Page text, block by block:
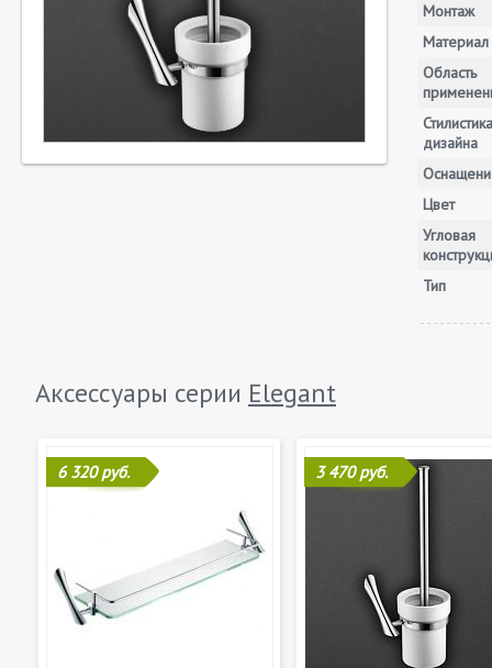
Монтаж
Материал
Область
Стилистика
дизайна
Цвет
Угловая
Тип
Аксессуары серии Elegant
6 320 руб. 3 470 руб.